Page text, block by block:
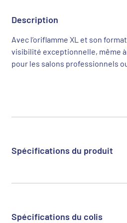
Description
Avec l’oriflamme XL et son
visibilité exceptionnelle, même
pour les salons professionnels
Spécifications du produit
Spécifications du colis